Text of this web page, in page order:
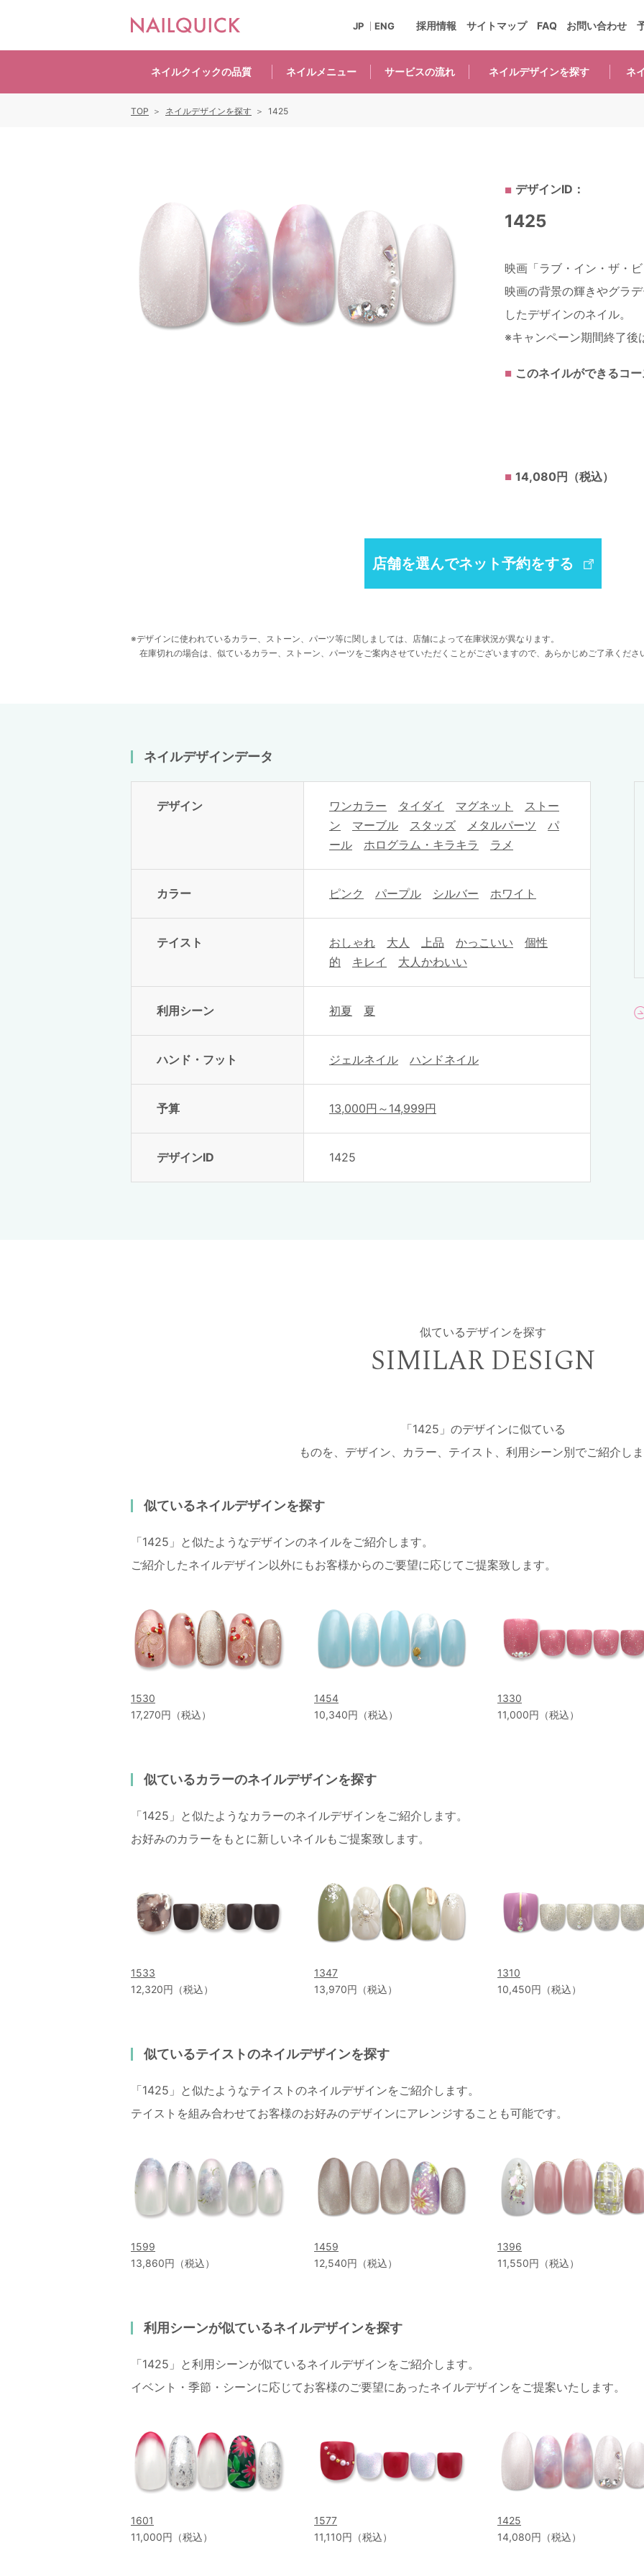
ネイルクイックの品質 ネイルメニュー サービスの流れ ネイルデザインを探す ネ
採用情報 サイトマップ FAQ お問い合わせ
JP ENG
デザインID：
1425
映画「ラブ・イン・ザ・
映画の背景の輝きやグラ
したデザインのネイル。
※キャンペーン期間終了後
このネイルができるコ
14,080円（税込）
店舗を選んでネット予約をする
デザインに使われているカラー、ストーン、パーツ等に関しましては、店舗によって在庫状況が異なります。
在庫切れの場合は、似ているカラー、ストーン、パーツをご案内させていただくことがございますので、あらかじめご了承くださ
ネイルデザインデータ
デザイン ワンカラー タイダイ マグネット
ストー
ン
マーブル スタッズ メタルパーツ
パ
ール
ホログラム・キラキラ ラメ
カラー ピンク パープル シルバー ホワイト
テイスト おしゃれ 大人 上品 かっこいい
個性
的
キレイ 大人かわいい
利用シーン 初夏 夏
ハンド・フット ジェルネイル ハンドネイル
予算 13,000円～14,999円
デザインID 1425
似ているデザインを探す
SIMILAR DESIGN
「1425」のデザインに似ている
ものを、デザイン、カラー、テイスト、利用シーン別でご紹介し
似ているネイルデザインを探す
「1425」と似たようなデザインのネイルをご紹介します。
ご紹介したネイルデザイン以外にもお客様からのご要望に応じてご提案致します。
1530
17,270円（税込）
1454
10,340円（税込）
1330
11,000円（税込）
似ているカラーのネイルデザインを探す
「1425」と似たようなカラーのネイルデザインをご紹介します。
お好みのカラーをもとに新しいネイルもご提案致します。
1533
12,320円（税込）
1347
13,970円（税込）
1310
10,450円（税込）
似ているテイストのネイルデザインを探す
「1425」と似たようなテイストのネイルデザインをご紹介します。
テイストを組み合わせてお客様のお好みのデザインにアレンジすることも可能です。
1599
13,860円（税込）
1459
12,540円（税込）
1396
11,550円（税込）
利用シーンが似ているネイルデザインを探す
「1425」と利用シーンが似ているネイルデザインをご紹介します。
イベント・季節・シーンに応じてお客様のご要望にあったネイルデザインをご提案いたします。
1601
11,000円（税込）
1577
11,110円（税込）
1425
14,080円（税込）
TOP ネイルデザインを探す 1425